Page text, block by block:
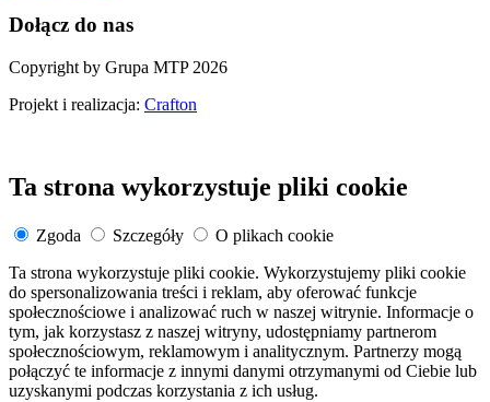
Dołącz do nas
Copyright by Grupa MTP 2026
Projekt i realizacja: Crafton
Ta strona wykorzystuje pliki cookie
Zgoda Szczegóły
O plikach cookie
Ta strona wykorzystuje pliki cookie. Wykorzystujemy pliki cookie
do spersonalizowania treści i reklam, aby oferować funkcje
społecznościowe i analizować ruch w naszej witrynie. Informacje o
tym, jak korzystasz z naszej witryny, udostępniamy partnerom
społecznościowym, reklamowym i analitycznym. Partnerzy mogą
połączyć te informacje z innymi danymi otrzymanymi od Ciebie lub
uzyskanymi podczas korzystania z ich usług.